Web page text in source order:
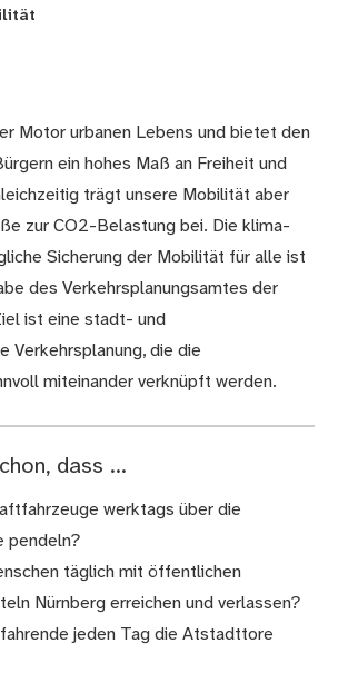
Motor urbanen Lebens und bietet den
ein hohes Maß an Freiheit und
trägt unsere Mobilität aber
zur CO2-Belastung bei. Die klima-
Sicherung der Mobilität für alle ist
des Verkehrsplanungsamtes der
ist eine stadt- und
Verkehrsplanung, die die
miteinander verknüpft werden.
dass ...
werktags über die
pendeln?
täglich mit öffentlichen
Nürnberg erreichen und verlassen?
jeden Tag die Atstadttore